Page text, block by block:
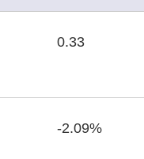
0.33
-2.09%